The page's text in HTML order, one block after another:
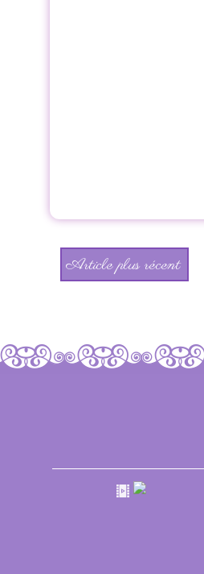
Article plus récent